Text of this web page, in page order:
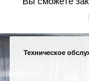
Техническое